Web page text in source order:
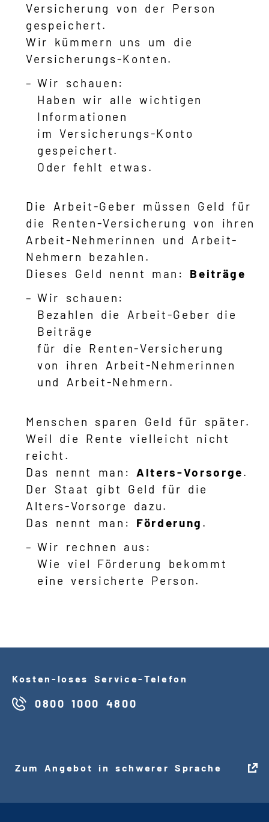
Versicherung von der Person
gespeichert.
Wir kümmern uns um die
Versicherungs-Konten.
Wir schauen:
Haben wir alle wichtigen
Informationen
im Versicherungs-Konto
gespeichert.
Oder fehlt etwas.
Die Arbeit-Geber müssen Geld für
die Renten-Versicherung von ihren
Arbeit-Nehmerinnen und Arbeit-
Nehmern bezahlen.
Dieses Geld nennt man: Beiträge
Wir schauen:
Bezahlen die Arbeit-Geber die
Beiträge
für die Renten-Versicherung
von ihren Arbeit-Nehmerinnen
und Arbeit-Nehmern.
Menschen sparen Geld für später.
Weil die Rente vielleicht nicht
reicht.
Das nennt man: Alters-Vorsorge.
Der Staat gibt Geld für die
Alters-Vorsorge dazu.
Das nennt man: Förderung .
Wir rechnen aus:
Wie viel Förderung bekommt
eine versicherte Person.
Kosten - loses Service-Telefon
0800 1000 4800
Zum Angebot in schwerer Sprache